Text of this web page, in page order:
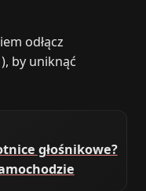
odłącz
by uniknąć
głośnikowe?